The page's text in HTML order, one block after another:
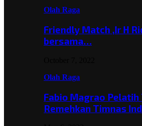
Olah Raga
Friendly Match ,Ir H
bersama…
Olah Raga
Fabio Magrao
Remehkan Timnas